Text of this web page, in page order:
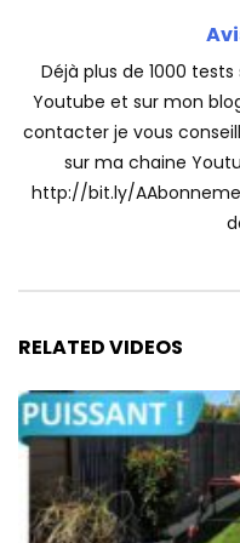
Déjà plus de 1000
Youtube et sur mon
contacter je vous
sur ma chaine
http://bit.ly/
RELATED VIDEOS